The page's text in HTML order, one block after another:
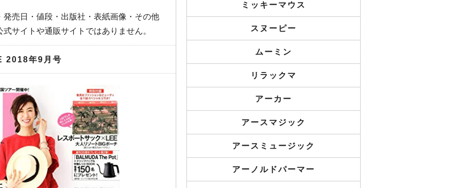
売日・値段・出版社・表紙画像・その他
サイトや通販サイトではありません。
2018年9月号
ミッキーマウス
スヌーピー
ムーミン
リラックマ
アーカー
アースマジック
アースミュージック
アーノルドパーマー